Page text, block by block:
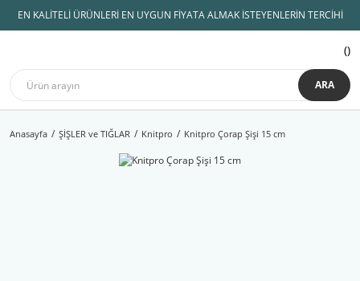
EN KALİTELİ ÜRÜNLERİ EN UYGUN FİYATA ALMAK İSTEYENLERİN TERCİHİ
ARA
Anasayfa ŞİŞLER ve TIĞLAR Knitpro Knitpro Çorap Şişi 15 cm